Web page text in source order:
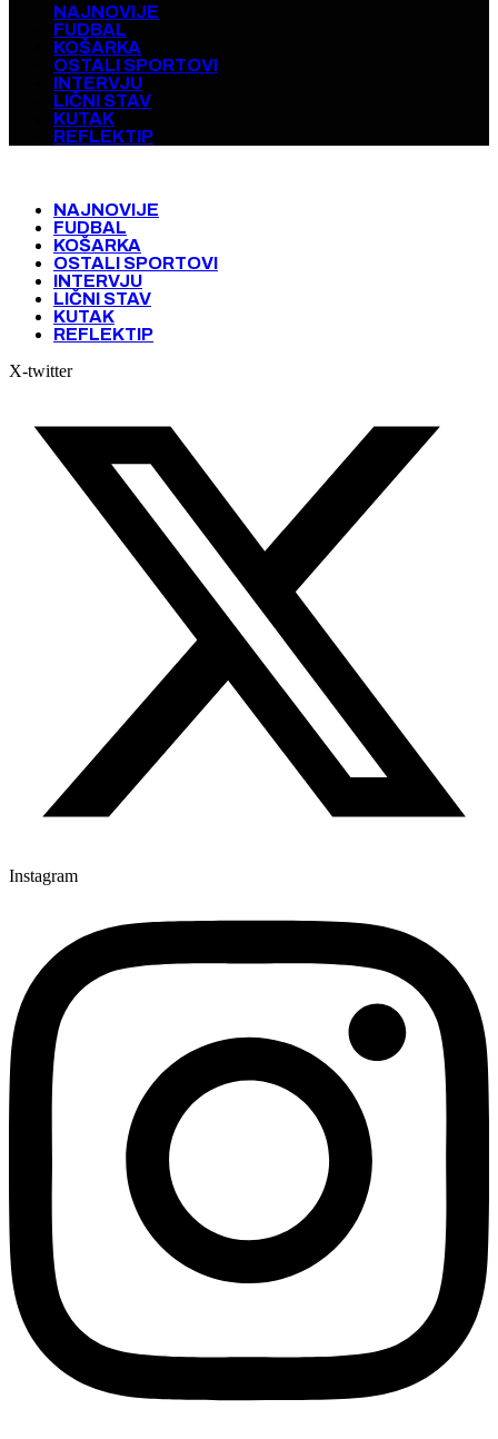
NAJNOVIJE
FUDBAL
KOŠARKA
OSTALI SPORTOVI
INTERVJU
LIČNI STAV
KUTAK
REFLEKTIP
NAJNOVIJE
FUDBAL
KOŠARKA
OSTALI SPORTOVI
INTERVJU
LIČNI STAV
KUTAK
REFLEKTIP
X-twitter
Instagram